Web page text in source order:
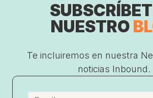
NUESTRO
Te incluiremos en nuestra
noticias Inbound.